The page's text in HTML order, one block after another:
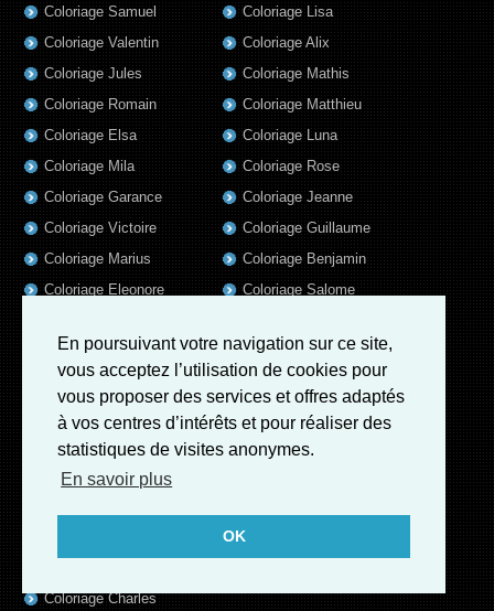
En poursuivant votre navigation sur ce site,
vous acceptez l’utilisation de cookies pour
vous proposer des services et offres adaptés
à vos centres d’intérêts et pour réaliser des
statistiques de visites anonymes.
En savoir plus
OK
Coloriage Samuel
Coloriage Valentin
Coloriage Jules
Coloriage Romain
Coloriage Elsa
Coloriage Mila
Coloriage Garance
Coloriage Victoire
Coloriage Marius
Coloriage Eleonore
Coloriage Ava
Coloriage Simon
Coloriage Julien
Coloriage Lina
Coloriage Nina
Coloriage Lisa
Coloriage Alix
Coloriage Mathis
Coloriage Matthieu
Coloriage Luna
Coloriage Rose
Coloriage Jeanne
Coloriage Guillaume
Coloriage Benjamin
Coloriage Salome
Coloriage Ulysse
Coloriage Alicia
Coloriage Heloïse
Coloriage Iris
Coloriage Charles